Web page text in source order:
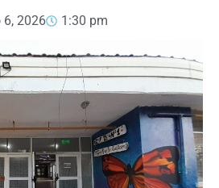
6, 2026 1:30 pm